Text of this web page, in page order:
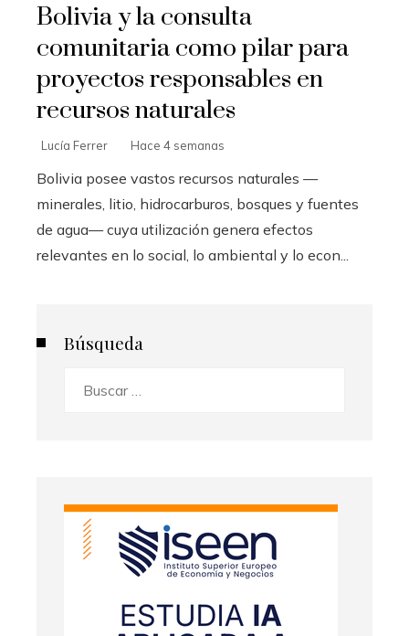
Bolivia y la consulta
comunitaria como pilar para
proyectos responsables en
recursos naturales
Lucía Ferrer Hace 4 semanas
Bolivia posee vastos recursos naturales —
minerales, litio, hidrocarburos, bosques y fuentes
de agua— cuya utilización genera efectos
relevantes en lo social, lo ambiental y lo econ...
Búsqueda